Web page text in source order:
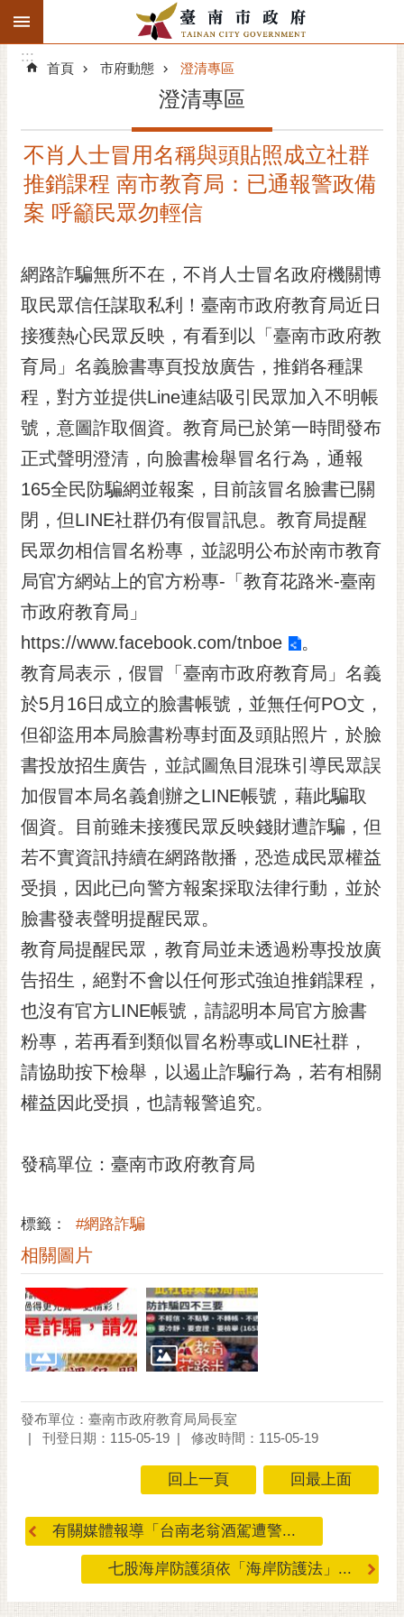
跳到主要內容區塊
搜
階
精彩府城
市府動態
市政資訊
市民互動
黃
偉
哲
光
花
桐
花
祭
網
站
導
覽
訂
閱
RSS
訂
閱
電
子
報
市
民
信
箱
English
日
語
私
權
及
安
全
政
策
網
站
資
料
告
交
:::
:::
首頁 市府動態 澄清專區
澄清專區
不肖人士冒用名稱與頭貼照成立社群
推銷課程 南市教育局：已通報警政備
案 呼籲民眾勿輕信
網路詐騙無所不在，不肖人士冒名政府機關博
取民眾信任謀取私利！臺南市政府教育局近日
接獲熱心民眾反映，有看到以「臺南市政府教
育局」名義臉書專頁投放廣告，推銷各種課
程，對方並提供Line連結吸引民眾加入不明帳
號，意圖詐取個資。教育局已於第一時間發布
正式聲明澄清，向臉書檢舉冒名行為，通報
165全民防騙網並報案，目前該冒名臉書已關
閉，但LINE社群仍有假冒訊息。教育局提醒
民眾勿相信冒名粉專，並認明公布於南市教育
局官方網站上的官方粉專-「教育花路米-臺南
市政府教育局」
https://www.facebook.com/tnboe
。
教育局表示，假冒「臺南市政府教育局」名義
於5月16日成立的臉書帳號，並無任何PO文，
但卻盜用本局臉書粉專封面及頭貼照片，於臉
書投放招生廣告，並試圖魚目混珠引導民眾誤
加假冒本局名義創辦之LINE帳號，藉此騙取
個資。目前雖未接獲民眾反映錢財遭詐騙，但
若不實資訊持續在網路散播，恐造成民眾權益
受損，因此已向警方報案採取法律行動，並於
臉書發表聲明提醒民眾。
教育局提醒民眾，教育局並未透過粉專投放廣
告招生，絕對不會以任何形式強迫推銷課程，
也沒有官方LINE帳號，請認明本局官方臉書
粉專，若再看到類似冒名粉專或LINE社群，
請協助按下檢舉，以遏止詐騙行為，若有相關
權益因此受損，也請報警追究。
發稿單位：臺南市政府教育局
標籤： #網路詐騙
相關圖片
發布單位：臺南市政府教育局局長室
刊登日期：115-05-19
修改時間：115-05-19
回上一頁 回最上面
有關媒體報導「台南老翁酒駕遭警...
七股海岸防護須依「海岸防護法」...